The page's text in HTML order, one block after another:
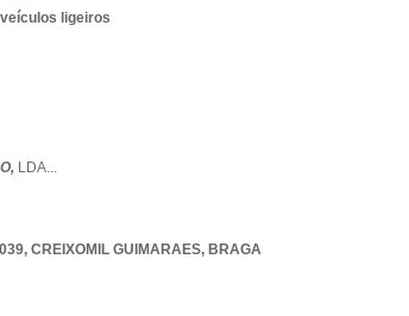
ligeiros
LDA...
, CREIXOMIL GUIMARAES, BRAGA